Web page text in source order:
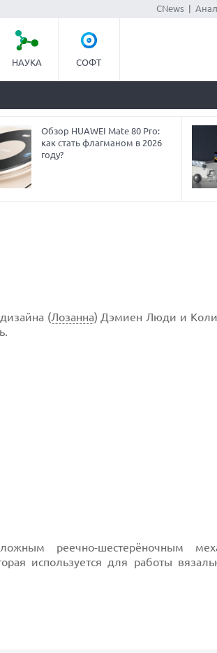
CNews|
НАУКА СОФТ
Обзор HUAWEI Mate 80 Pro:
как стать флагманом в 2026
году?
(Лозанна) Дэмиен Люди и
реечно-шестерёночным
используется для работы